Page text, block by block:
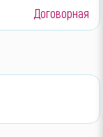
Договорная